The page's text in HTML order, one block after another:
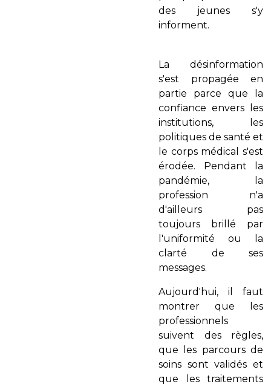
des jeunes s'y
informent.
La désinformation
s'est propagée en
partie parce que la
confiance envers les
institutions, les
politiques de santé et
le corps médical s'est
érodée. Pendant la
pandémie, la
profession n'a
d'ailleurs pas
toujours brillé par
l'uniformité ou la
clarté de ses
messages.
Aujourd'hui, il faut
montrer que les
professionnels
suivent des règles,
que les parcours de
soins sont validés et
que les traitements